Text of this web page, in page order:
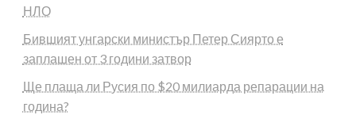
НЛО
Бившият унгарски министър Петер Сиярто е
заплашен от 3 години затвор
Ще плаща ли Русия по $20 милиарда репарации на
година?